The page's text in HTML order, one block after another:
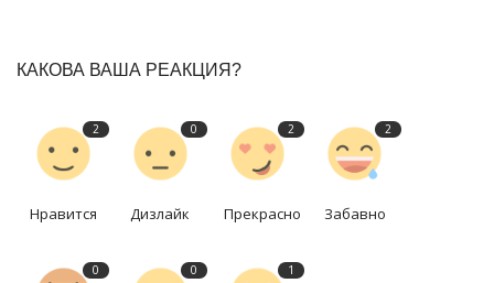
КАКОВА ВАША РЕАКЦИЯ?
2
Нравится
0
Дизлайк
2
Прекрасно
2
Забавно
0 0 1